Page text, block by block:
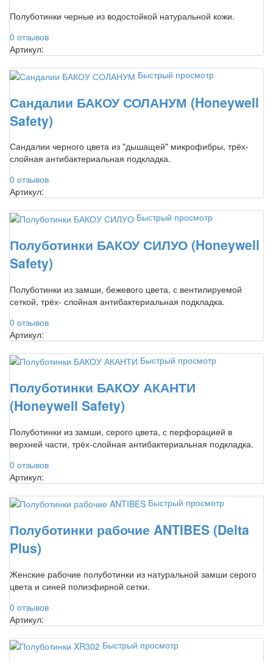
Полуботинки черные из водостойкой натуральной кожи.
0 отзывов
Артикул:
Быстрый просмотр
Сандалии БАКОУ СОЛАНУМ (Honeywell
Safety)
Сандалии черного цвета из "дышащей" микрофибры, трёх-
слойная антибактериальная подкладка.
0 отзывов
Артикул:
Быстрый просмотр
Полуботинки БАКОУ СИЛУО (Honeywell
Safety)
Полуботинки из замши, бежевого цвета, с вентилируемой
сеткой, трёх- слойная антибактериальная подкладка.
0 отзывов
Артикул:
Быстрый просмотр
Полуботинки БАКОУ АКАНТИ
(Honeywell Safety)
Полуботинки из замши, серого цвета, с перфорацией в
верхней части, трёх-слойная антибактериальная подкладка.
0 отзывов
Артикул:
Быстрый просмотр
Полуботинки рабочие ANTIBES (Delta
Plus)
Женские рабочие полуботинки из натуральной замши серого
цвета и синей полиэфирной сетки.
0 отзывов
Артикул:
Быстрый просмотр